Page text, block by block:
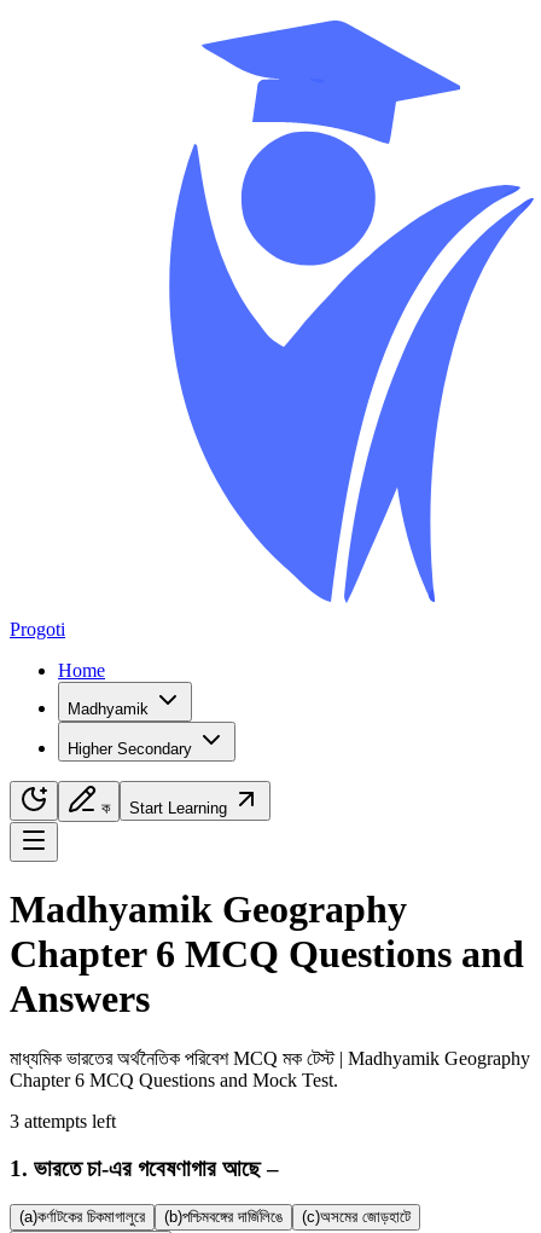
Progoti
Home
Madhyamik
Higher Secondary
ক Start Learning
Navigation Menu
Madhyamik Geography
Chapter 6 MCQ Questions and
Answers
মাধ্যমিক ভারতের অর্থনৈতিক পরিবেশMCQ মক টেস্ট | Madhyamik Geography
Chapter6 MCQ Questions and Mock Test.
3 attempts left
1. ভারতে চা-এর গবেষণাগার আছে –
(a)কর্ণাটকের চিকমাগালুরে (b)পশ্চিমবঙ্গের দার্জিলিঙে (c)অসমের জোড়হাটে